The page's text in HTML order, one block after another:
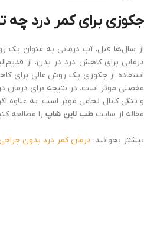
جکوزی برای کمر درد چه
از سال‌ها قبل، آب درمانی به عنوان یک
درمانی برای کاهش درد در بدن، از
استفاده از جکوزی یک روش عالی برای
مفصلی موثر است. در نتیجه برای درمان
و تنگی کانال نخاعی موثر است. به علاوه
مقاله از سایت طب لاین شاپ را مطالعه
بیشتر بخوانید: درمان کمر درد بدون جراحی